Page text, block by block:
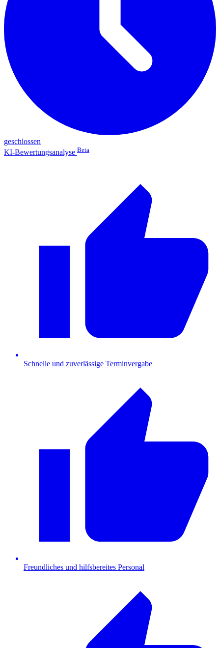
geschlossen
KI-Bewertungsanalyse Beta
Schnelle und zuverlässige Terminvergabe
Freundliches und hilfsbereites Personal